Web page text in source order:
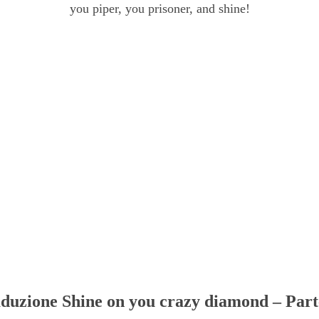
you piper, you prisoner, and shine!
Shine on you crazy diamond –